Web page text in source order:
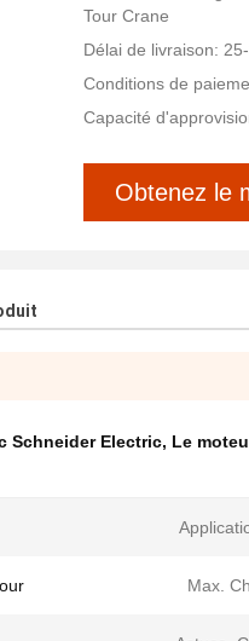
Tour Crane
Délai de livraison:
Conditions de
Capacité
Obtenez le
Schneider Electric, Le
Max.